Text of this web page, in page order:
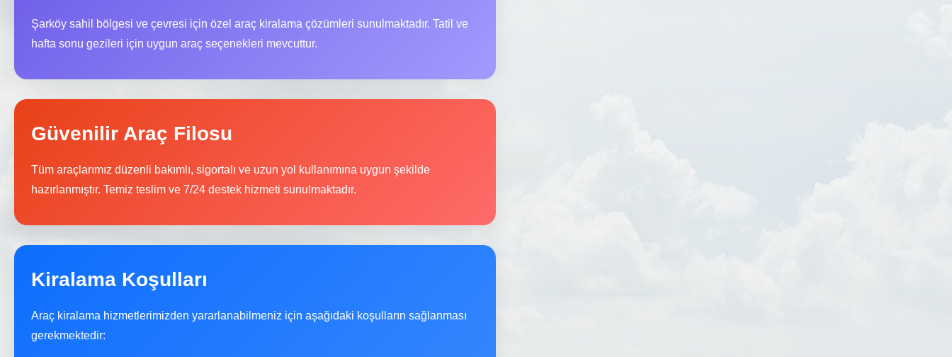
Şarköy sahil bölgesi ve çevresi için özel araç kiralama çözümleri sunulmaktadır. Tatil ve
hafta sonu gezileri için uygun araç seçenekleri mevcuttur.
Güvenilir Araç Filosu
Tüm araçlarımız düzenli bakımlı, sigortalı ve uzun yol kullanımına uygun şekilde
hazırlanmıştır. Temiz teslim ve 7/24 destek hizmeti sunulmaktadır.
Kiralama Koşulları
Araç kiralama hizmetlerimizden yararlanabilmeniz için aşağıdaki koşulların sağlanması
gerekmektedir: